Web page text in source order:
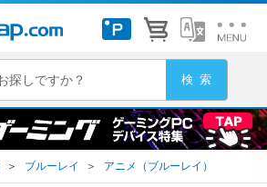
＞ ブルーレイ ＞ アニメ（ブルーレイ）